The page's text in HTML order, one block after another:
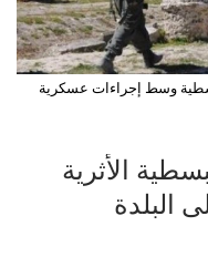
وسط إجراءات عسكرية
الأثرية
البلدة